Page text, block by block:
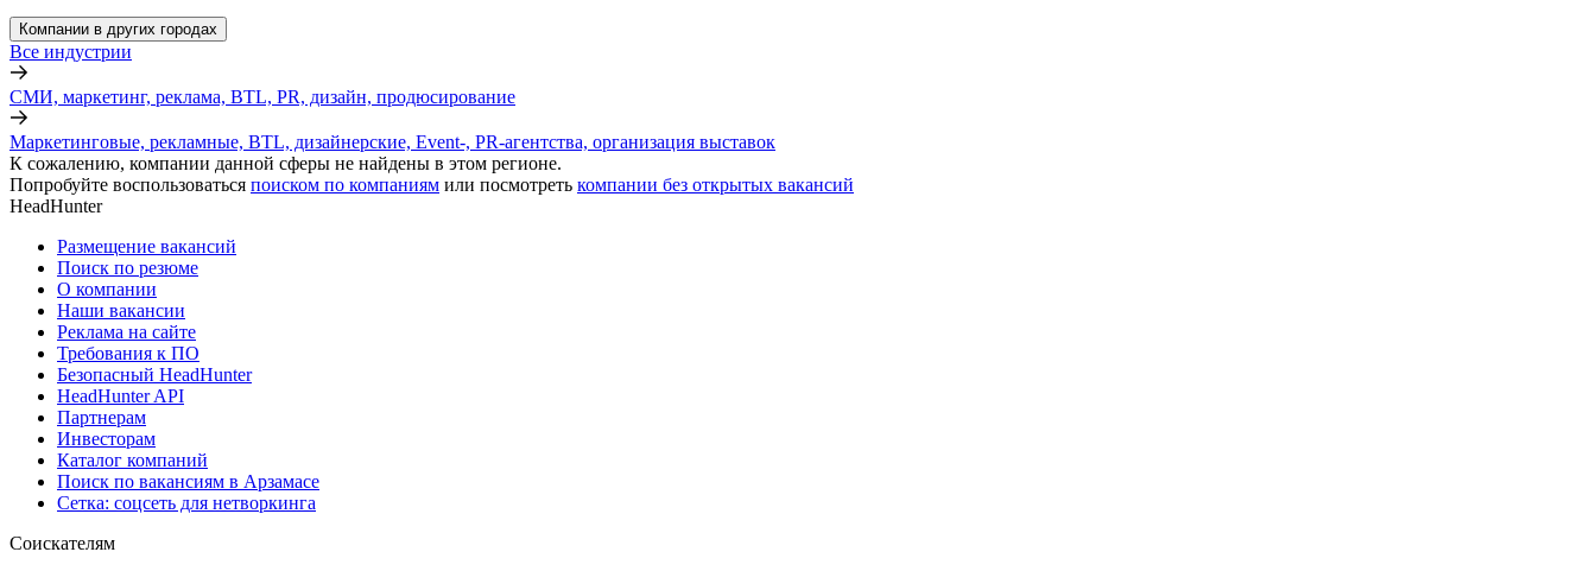
Компании в других городах
Все индустрии
СМИ, маркетинг, реклама, BTL, PR, дизайн, продюсирование
Маркетинговые, рекламные, BTL, дизайнерские, Event-, PR-агентства, организация выставок
К сожалению, компании данной сферы не найдены в этом регионе.
Попробуйте воспользоваться поиском по компаниям или посмотреть компании без открытых вакансий
HeadHunter
Размещение вакансий
Поиск по резюме
О компании
Наши вакансии
Реклама на сайте
Требования к ПО
Безопасный HeadHunter
HeadHunter API
Партнерам
Инвесторам
Каталог компаний
Поиск по вакансиям в Арзамасе
Сетка: соцсеть для нетворкинга
Соискателям